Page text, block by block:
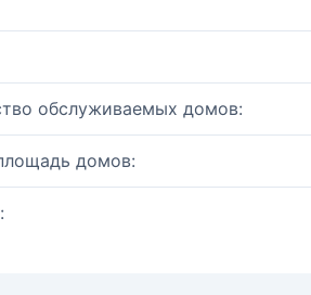
обслуживаемых домов:
домов: